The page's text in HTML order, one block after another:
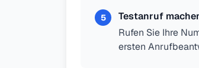
5
Testanruf
Rufen Sie Ihre
ersten